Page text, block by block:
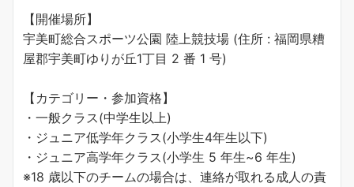
【開催場所】
宇美町総合スポーツ公園 陸上競技場 (住所 : 福岡県糟
屋郡宇美町ゆりが丘1丁目 2 番 1 号)
【カテゴリー・参加資格】
・一般クラス(中学生以上)
・ジュニア低学年クラス(小学生4年生以下)
・ジュニア高学年クラス(小学生 5 年生~6 年生)
※18 歳以下のチームの場合は、連絡が取れる成人の責